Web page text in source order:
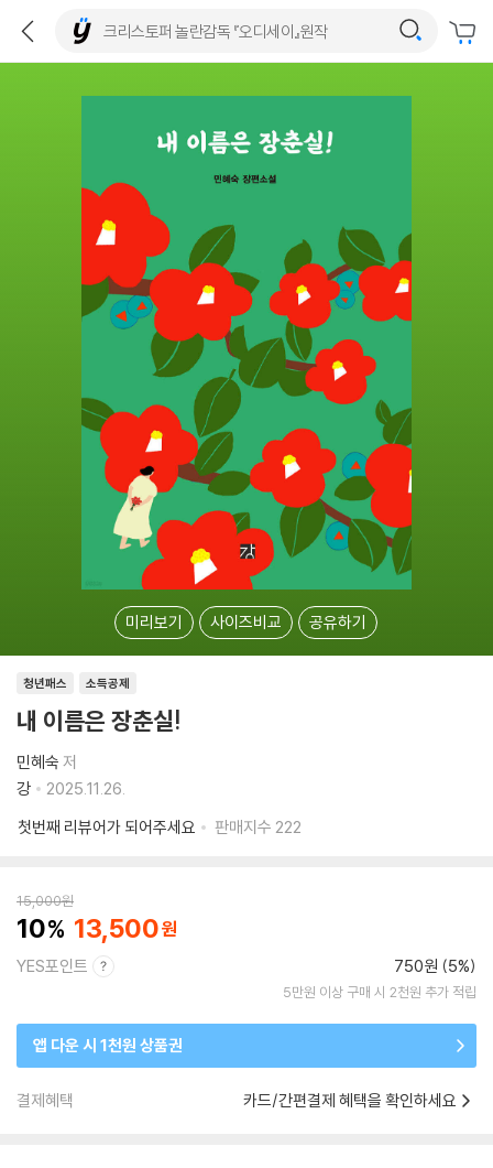
미리보기 사이즈비교 공유하기
소득공제
청년패스
내 이름은 장춘실!
민혜숙 저
강
2025.11.26.
첫번째 리뷰어가 되어주세요
판매지수 222
15,000원
10 13,500
YES포인트 750원 (5%)
5만원 이상 구매 시 2천원 추가 적립
앱 다운 시 1천원 상품권
결제혜택 카드/간편결제 혜택을 확인하세요